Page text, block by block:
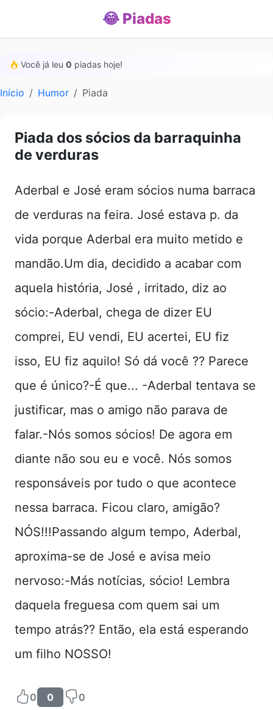
😂 Piadas
Você já leu 0 piadas hoje!
Início Humor Piada
Piada dos sócios da barraquinha
de verduras
Aderbal e José eram sócios numa barraca
de verduras na feira. José estava p. da
vida porque Aderbal era muito metido e
mandão.Um dia, decidido a acabar com
aquela história, José , irritado, diz ao
sócio:-Aderbal, chega de dizer EU
comprei, EU vendi, EU acertei, EU fiz
isso, EU fiz aquilo! Só dá você ?? Parece
que é único?-É que... -Aderbal tentava se
justificar, mas o amigo não parava de
falar.-Nós somos sócios! De agora em
diante não sou eu e você. Nós somos
responsáveis por tudo o que acontece
nessa barraca. Ficou claro, amigão?
NÓS!!!Passando algum tempo, Aderbal,
aproxima-se de José e avisa meio
nervoso:-Más notícias, sócio! Lembra
daquela freguesa com quem sai um
tempo atrás?? Então, ela está esperando
um filho NOSSO!
0 0 0